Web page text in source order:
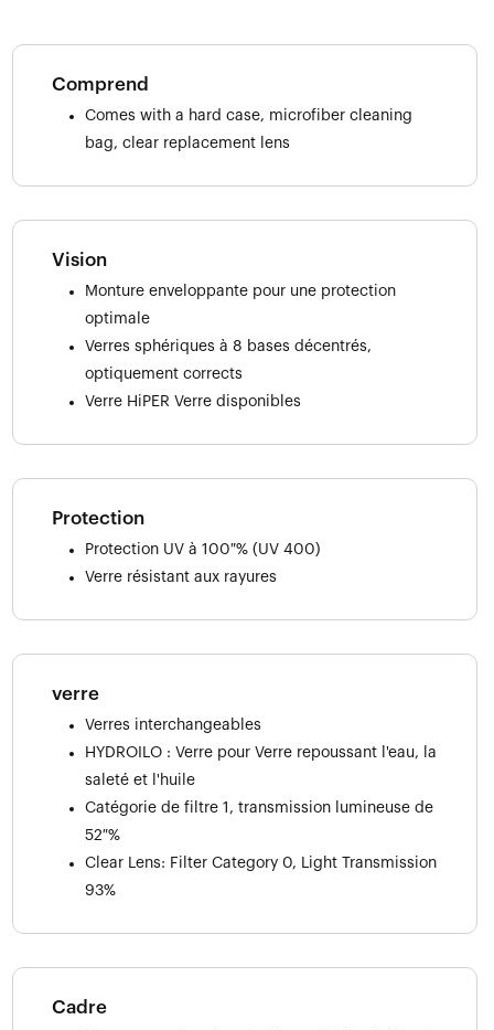
Comprend
Comes with a hard case, microfiber cleaning
bag, clear replacement lens
Vision
Monture enveloppante pour une protection
optimale
Verres sphériques à 8 bases décentrés,
optiquement corrects
Verre HiPER Verre disponibles
Protection
Protection UV à 100 % (UV 400)
Verre résistant aux rayures
verre
Verres interchangeables
HYDROILO : Verre pour Verre repoussant l'eau, la
saleté et l'huile
Catégorie de filtre 1, transmission lumineuse de
52 %
Clear Lens: Filter Category 0, Light Transmission
93%
Cadre